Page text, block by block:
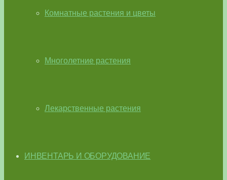
Комнатные растения и цветы
Многолетние растения
Лекарственные растения
ИНВЕНТАРЬ И ОБОРУДОВАНИЕ